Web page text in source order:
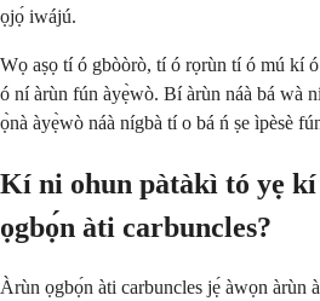
ọjọ́ iwájú.
Wọ aṣọ tí ó gbòòrò, tí ó rọrùn tí ó mú kí
ó ní àrùn fún àyẹ̀wò. Bí àrùn náà bá wà
ọ̀nà àyẹ̀wò náà nígbà tí o bá ń ṣe ìpèsè
Kí ni ohun pàtàkì tó yẹ
ọgbọ́n àti carbuncles?
Àrùn ọgbọ́n àti carbuncles jẹ́ àwọn àrùn